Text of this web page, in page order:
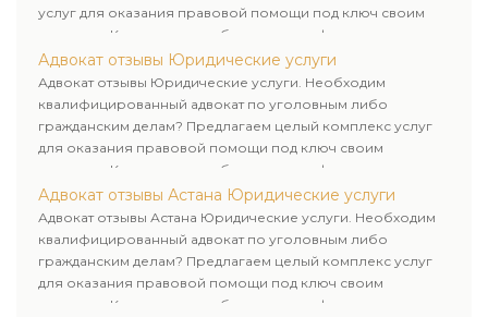
услуг для оказания правовой помощи под ключ своим
клиентам. Комплексное обслуживание физических и
юридических лиц. Индивидуальный подход к каждому
клиенту.
Адвокат отзывы Юридические услуги
Адвокат отзывы Юридические услуги. Необходим
квалифицированный адвокат по уголовным либо
гражданским делам? Предлагаем целый комплекс услуг
для оказания правовой помощи под ключ своим
клиентам. Комплексное обслуживание физических и
юридических лиц. Индивидуальный подход к каждому
клиенту.
Адвокат отзывы Астана Юридические услуги
Адвокат отзывы Астана Юридические услуги. Необходим
квалифицированный адвокат по уголовным либо
гражданским делам? Предлагаем целый комплекс услуг
для оказания правовой помощи под ключ своим
клиентам. Комплексное обслуживание физических и